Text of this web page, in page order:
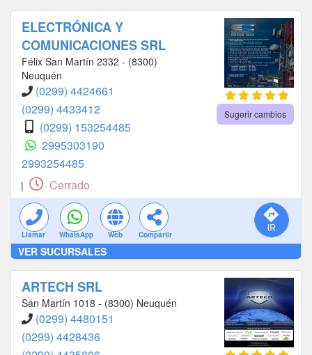
ELECTRÓNICA Y
COMUNICACIONES SRL
Félix San Martín 2332 - (8300)
Neuquén
(0299) 4424661
(0299) 4433412
(0299) 153254485
2995303190
2993254485
Sugerir cambios
| Cerrado
Llamar WhatsApp Web Compartir
VER SUCURSALES
ARTECH SRL
San Martín 1018 - (8300) Neuquén
(0299) 4480151
(0299) 4428436